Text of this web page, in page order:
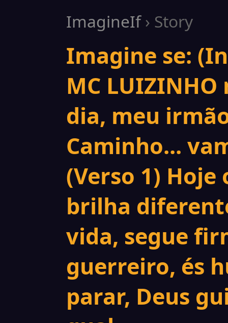
ImagineIf› Story
Imagine se:
MC
dia, meu
Caminho...
(Verso 1)
brilha
vida, segue
guerreiro, és
parar, Deus